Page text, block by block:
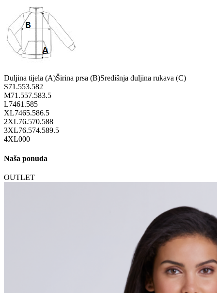
Duljina tijela (A)Širina prsa (B)Središnja duljina rukava (C)
S71.553.582
M71.557.583.5
L7461.585
XL7465.586.5
2XL76.570.588
3XL76.574.589.5
4XL000
Naša ponuda
OUTLET